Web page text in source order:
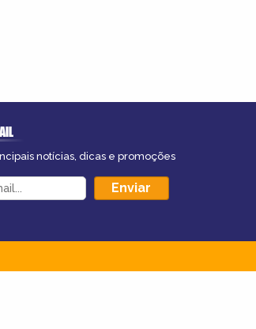
notícias, dicas e promoções